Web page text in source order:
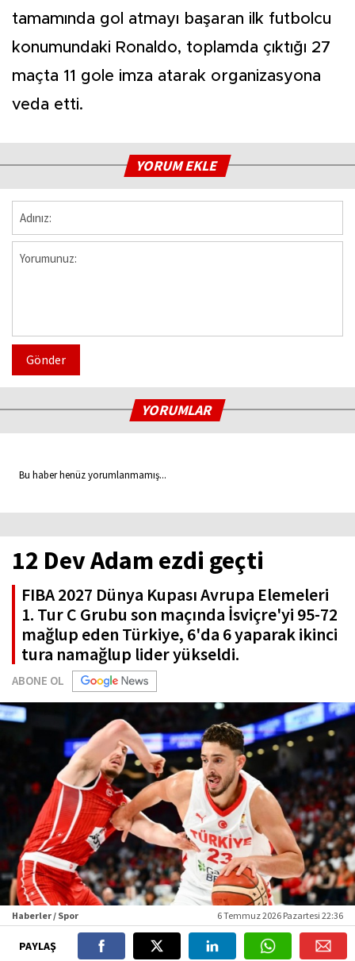
tamamında gol atmayı başaran ilk futbolcu
konumundaki Ronaldo, toplamda çıktığı 27
maçta 11 gole imza atarak organizasyona
veda etti.
YORUM EKLE
Gönder
YORUMLAR
Bu haber henüz yorumlanmamış...
12 Dev Adam ezdi geçti
FIBA 2027 Dünya Kupası Avrupa Elemeleri
1. Tur C Grubu son maçında İsviçre'yi 95-72
mağlup eden Türkiye, 6'da 6 yaparak ikinci
tura namağlup lider yükseldi.
ABONE OL
Haberler / Spor 6 Temmuz 2026 Pazartesi 22:36
PAYLAŞ